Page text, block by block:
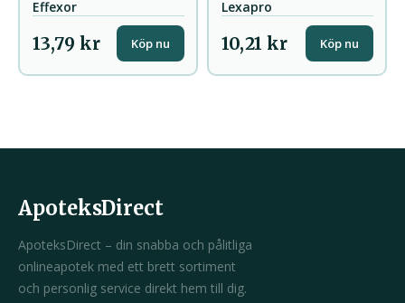
Effexor
13,79 kr Köp nu
Lexapro
10,21 kr Köp nu
ApoteksDirect
ApoteksDirect – din snabba och pålitliga
onlineapotek med ett brett sortiment
och personlig service direkt hem till dig.